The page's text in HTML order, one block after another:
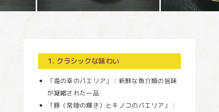
1. クラシックな味わい
「海の幸のパエリア」：新鮮な魚介類の旨味
が凝縮された一品
「豚（常陸の輝き）とキノコのパエリア」：